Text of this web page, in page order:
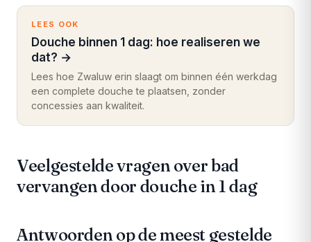
LEES OOK
Douche binnen 1 dag: hoe realiseren we
dat? →
Lees hoe Zwaluw erin slaagt om binnen één werkdag
een complete douche te plaatsen, zonder
concessies aan kwaliteit.
Veelgestelde vragen over bad
vervangen door douche in 1 dag
Antwoorden op de meest gestelde